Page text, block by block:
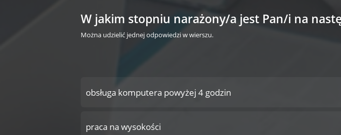
W jakim stopniu narażony/a jest Pan/i na
Można udzielić jednej odpowiedzi w wierszu.
obsługa komputera powyżej 4 godzin
praca na wysokości